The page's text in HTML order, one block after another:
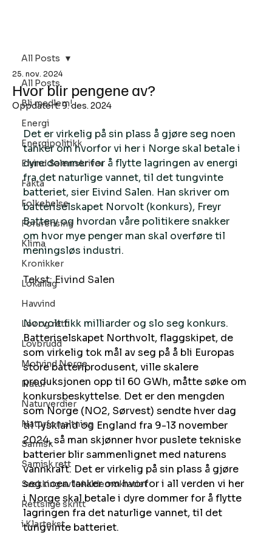
All Posts
Bli medlem!
Energi
Energipolitikk
Eivind Salen skriver
Fakta
Folkehelse
Forurensing
Klima
Kronikker
Lokallag
Havvind
Lov og rett
Lovbrudd
Motvind Norge
Natur
Naturverdier
Naturforvaltning
Samisk
Samisk rett
Svekking av lokaldemokratiet
Rettslige skritt
i Klartekst
All Posts
Hvor blir pengene av?
25. nov. 2024
Oppdatert:9. des. 2024
Det er virkelig på sin plass å gjøre seg noen
tanker om hvorfor vi her i Norge skal betale i
dyre dommer for å flytte lagringen av energi
fra det naturlige vannet, til det tungvinte
batteriet, sier Eivind Salen. Han skriver om
batteriselskapet Norvolt (konkurs), Freyr
Battery og hvordan våre politikere snakker
om hvor mye penger man skal overføre til
meningsløs industri.
Tekst: Eivind Salen
Norvolt fikk milliarder og slo seg konkurs.
Batteriselskapet Northvolt, flaggskipet, de
som virkelig tok mål av seg på å bli Europas
store batteriprodusent, ville skalere
produksjonen opp til 60 GWh, måtte søke om
konkursbeskyttelse. Det er den mengden
som Norge (NO2, Sørvest) sendte hver dag
til Tyskland og England fra 9-13 november
2024, så man skjønner hvor puslete tekniske
batterier blir sammenlignet med naturens
vannkraft. Det er virkelig på sin plass å gjøre
seg noen tanker om hvorfor i all verden vi her
i Norge skal betale i dyre dommer for å flytte
lagringen fra det naturlige vannet, til det
tungvinte batteriet.